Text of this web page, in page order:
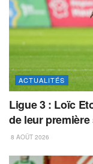
ACTUALITÉS
Ligue 3 : Loïc
de leur
8 AOÛT 2026